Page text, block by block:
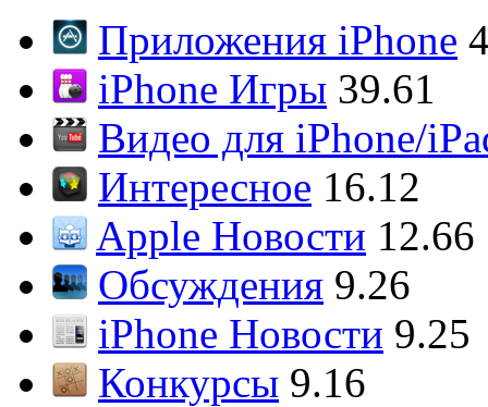
Приложения iPhone
iPhone Игры 39.61
Видео для iPhone/
Интересное 16.12
Apple Новости 12.66
Обсуждения 9.26
iPhone Новости 9.25
Конкурсы 9.16